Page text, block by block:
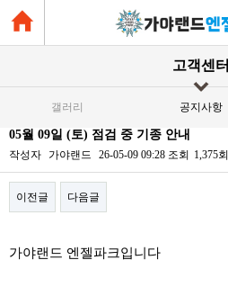
고객센터
갤러리 공지사항
05월 09일 (토) 점검 중 기종 안내
작성자 가야랜드 26-05-09 09:28 조회 1,375회
이전글 다음글
가야랜드 엔젤파크입니다